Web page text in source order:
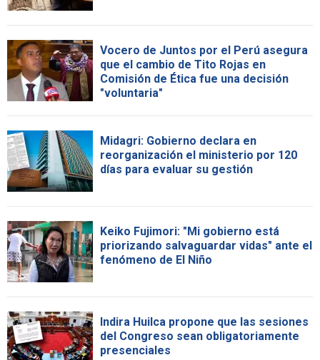
Vocero de Juntos por el Perú asegura
que el cambio de Tito Rojas en
Comisión de Ética fue una decisión
"voluntaria"
Midagri: Gobierno declara en
reorganización el ministerio por 120
días para evaluar su gestión
Keiko Fujimori: "Mi gobierno está
priorizando salvaguardar vidas" ante el
fenómeno de El Niño
Indira Huilca propone que las sesiones
del Congreso sean obligatoriamente
presenciales